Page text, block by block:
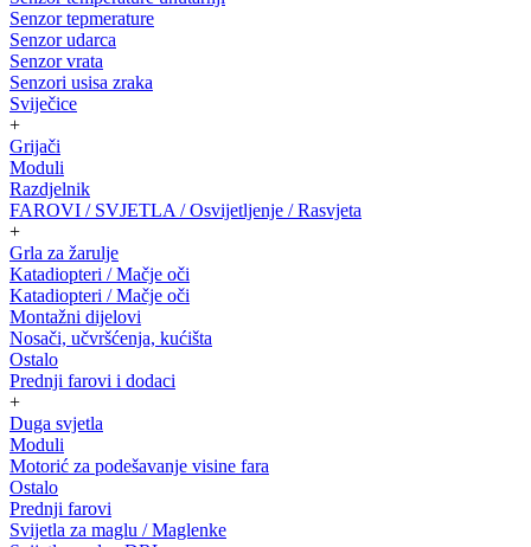
Senzor tepmerature
Senzor udarca
Senzor vrata
Senzori usisa zraka
Sviječice
+
Grijači
Moduli
Razdjelnik
FAROVI / SVJETLA / Osvijetljenje / Rasvjeta
+
Grla za žarulje
Katadiopteri / Mačje oči
Katadiopteri / Mačje oči
Montažni dijelovi
Nosači, učvršćenja, kućišta
Ostalo
Prednji farovi i dodaci
+
Duga svjetla
Moduli
Motorić za podešavanje visine fara
Ostalo
Prednji farovi
Svijetla za maglu / Maglenke